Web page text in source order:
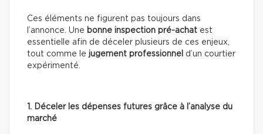
Ces éléments ne figurent pas toujours dans
l’annonce. Une bonne inspection pré-achat est
essentielle afin de déceler plusieurs de ces enjeux,
tout comme le jugement professionnel d’un courtier
expérimenté.
1. Déceler les dépenses futures grâce à l’analyse du
marché